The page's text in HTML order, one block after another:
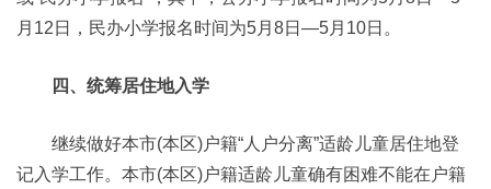
月12日，民办小学报名时间为5月8日—5月10日。
四、统筹居住地入学
继续做好本市(本区)户籍“人户分离”适龄儿童居住地登
记入学工作。本市(本区)户籍适龄儿童确有困难不能在户籍